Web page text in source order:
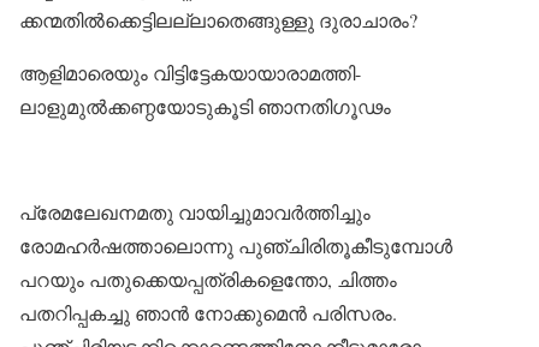
ക്കന്മതിൽക്കെട്ടിലല്ലാതെങ്ങുള്ളു ദുരാചാരം?
ആളിമാരെയും വിട്ടിട്ടേകയായാരാമത്തി-
ലാളുമുൽക്കണ്ഠയോടുകൂടി ഞാനതിഗൂഢം
പ്രേമലേഖനമതു വായിച്ചുമാവർത്തിച്ചും
രോമഹർഷത്താലൊന്നു പുഞ്ചിരിതൂകീടുമ്പോൾ
പറയും പതുക്കെയപ്പത്രികളെന്തോ, ചിത്തം
പതറിപ്പകച്ചു ഞാൻ നോക്കുമെൻ പരിസരം.